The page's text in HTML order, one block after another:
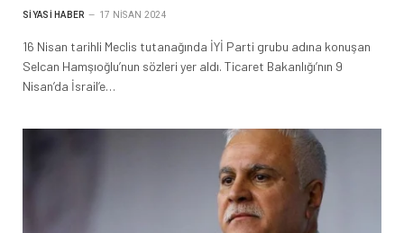
SIYASI HABER 17 NISAN 2024
16 Nisan tarihli Meclis tutanağında İYİ Parti grubu adına konuşan
Selcan Hamşıoğlu’nun sözleri yer aldı. Ticaret Bakanlığı’nın 9
Nisan’da İsrail’e…